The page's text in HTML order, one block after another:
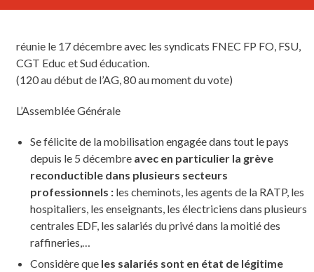
réunie le 17 décembre avec les syndicats FNEC FP FO, FSU,
CGT Educ et Sud éducation.
(120 au début de l’AG, 80 au moment du vote)
L’Assemblée Générale
Se félicite de la mobilisation engagée dans tout le pays
depuis le 5 décembre avec en particulier la grève
reconductible dans plusieurs secteurs
professionnels :les cheminots, les agents de la RATP, les
hospitaliers, les enseignants, les électriciens dans plusieurs
centrales EDF, les salariés du privé dans la moitié des
raffineries,…
Considère que les salariés sont en état de légitime